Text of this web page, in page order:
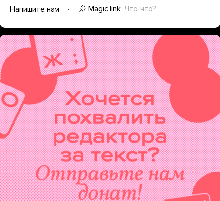
Напишите нам
Magic link Что-что?